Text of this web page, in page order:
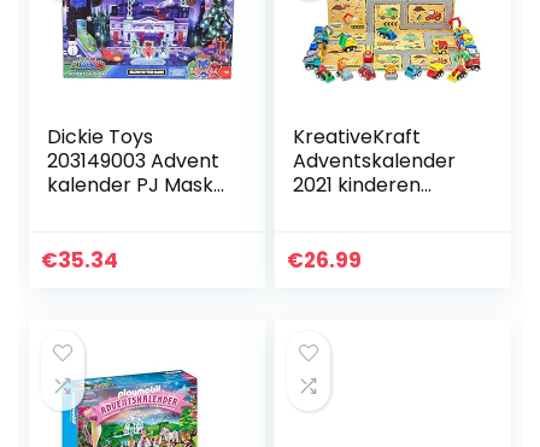
Dickie Toys
203149003 Advent
kalender PJ Masks
speelgoed incl. 3
€35.34
KreativeKraft
Adventskalender
2021 kinderen
€26.99